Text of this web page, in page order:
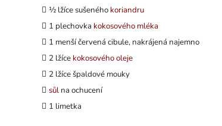
½ lžíce sušeného koriandru
1 plechovka kokosového mléka
1 menší červená cibule, nakrájená najemno
2 lžíce kokosového oleje
2 lžícešpaldové mouky
sůl na ochucení
1 limetka